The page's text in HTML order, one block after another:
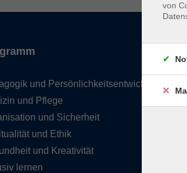
und Persönlichkeitsentwicklung
und Pflege
und Sicherheit
und Ethik
und Kreativität
lernen
von